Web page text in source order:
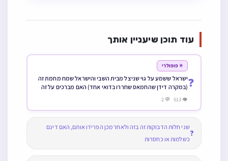
עוד תוכן שיעניין אותך
❓
⭐ פופולרי
ישראל ששמע על גוי שניצל מבית השבי והישראל שמח מחמת זה
(במקרה דידן שהחמאס שחררו בדואי אחד) האם מברכים על זה
👁 513 💬 2
❓
שני חלות הדבוקות זה בזה ולאחר מכן הפרידו אותם, האם דינם
כשלמות או כחסרות